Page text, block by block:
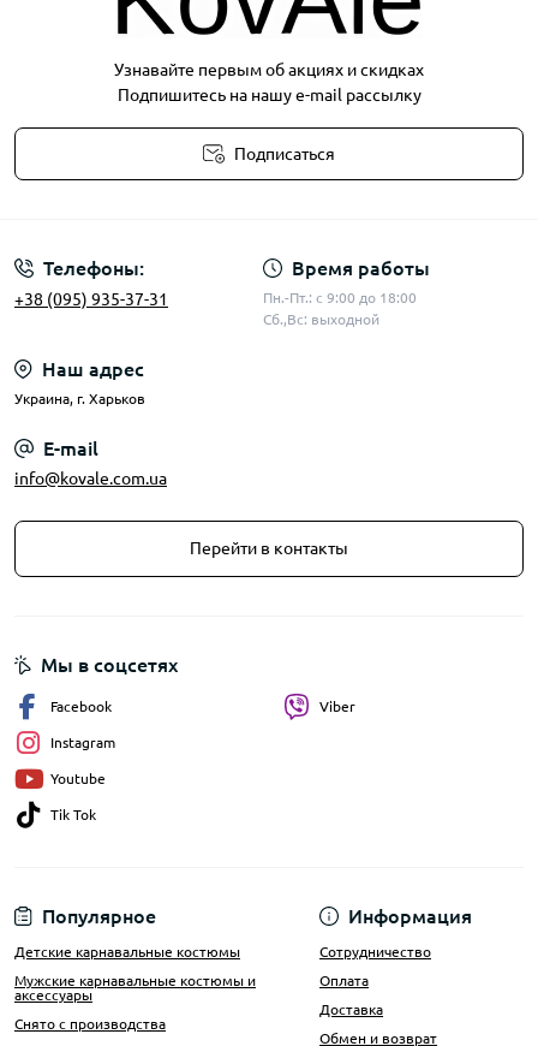
Узнавайте первым об акциях и скидках
Подпишитесь на нашу e-mail рассылку
Подписаться
Телефоны:
+38 (095) 935-37-31
Время работы
Пн.-Пт.: с 9:00 до 18:00
Сб.,Вс: выходной
Наш адрес
Украина, г. Харьков
E-mail
info@kovale.com.ua
Перейти в контакты
Популярное
Детские карнавальные костюмы
Мужские карнавальные костюмы и
аксессуары
Снято с производства
Информация
Сотрудничество
Оплата
Доставка
Обмен и возврат
Мы в соцсетях
Facebook
Instagram
Youtube
Tik Tok
Viber